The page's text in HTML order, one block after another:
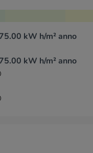
kW h/m² anno
kW h/m² anno